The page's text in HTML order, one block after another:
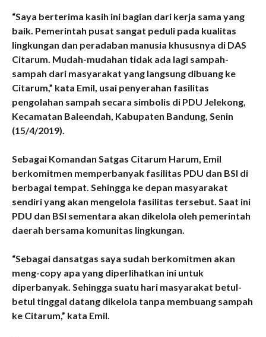
“Saya berterima kasih ini bagian dari kerja sama yang
baik. Pemerintah pusat sangat peduli pada kualitas
lingkungan dan peradaban manusia khususnya di DAS
Citarum. Mudah-mudahan tidak ada lagi sampah-
sampah dari masyarakat yang langsung dibuang ke
Citarum,” kata Emil, usai penyerahan fasilitas
pengolahan sampah secara simbolis di PDU Jelekong,
Kecamatan Baleendah, Kabupaten Bandung, Senin
(15/4/2019).
Sebagai Komandan Satgas Citarum Harum, Emil
berkomitmen memperbanyak fasilitas PDU dan BSI di
berbagai tempat. Sehingga ke depan masyarakat
sendiri yang akan mengelola fasilitas tersebut. Saat ini
PDU dan BSI sementara akan dikelola oleh pemerintah
daerah bersama komunitas lingkungan.
“Sebagai dansatgas saya sudah berkomitmen akan
meng-copy apa yang diperlihatkan ini untuk
diperbanyak. Sehingga suatu hari masyarakat betul-
betul tinggal datang dikelola tanpa membuang sampah
ke Citarum,” kata Emil.